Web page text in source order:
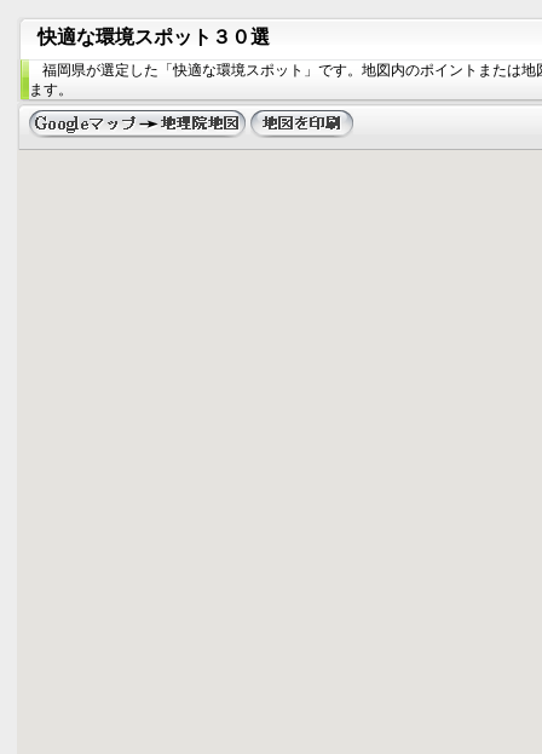
快適な環境スポット３０選
福岡県が選定した「快適な環境スポット」です。地図内のポイントまたは
ます。